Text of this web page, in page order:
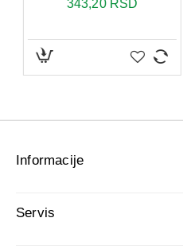
Informacije
Servis